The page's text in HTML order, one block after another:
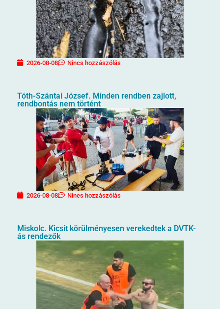
2026-08-08 Nincs hozzászólás
Tóth-Szántai József. Minden rendben zajlott,
rendbontás nem történt
2026-08-08 Nincs hozzászólás
Miskolc. Kicsit körülményesen verekedtek a DVTK-
ás rendezők